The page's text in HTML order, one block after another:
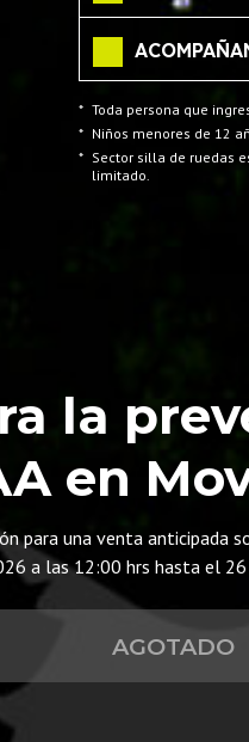
* Toda persona que
* Niños menores de 12
* Sector silla de ruedas
limitado.
la
en
para una venta anticipada
a las 12:00 hrs hasta el
AGOTADO